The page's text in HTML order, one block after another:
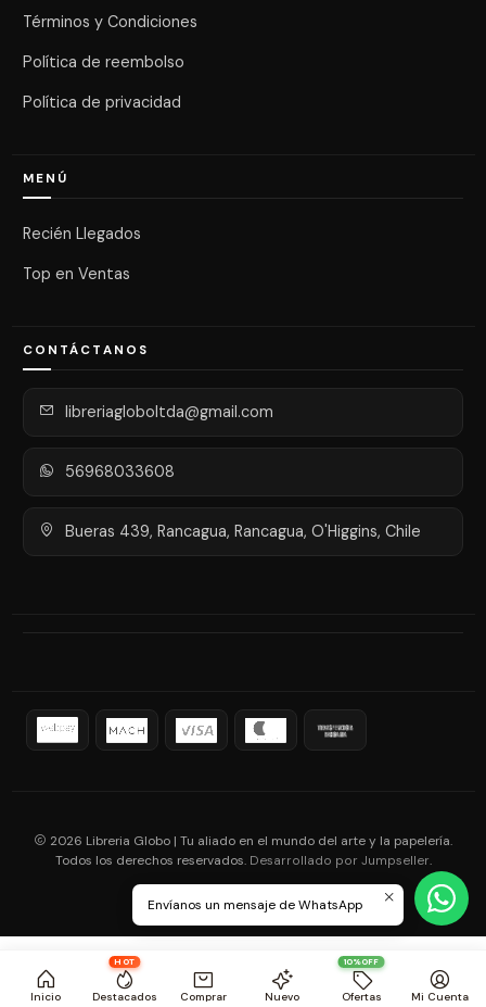
Inicio
HOT
Destacados Comprar Nuevo
10%OFF
Ofertas Mi Cuenta
Términos y Condiciones
Política de reembolso
Política de privacidad
MENÚ
Recién Llegados
Top en Ventas
CONTÁCTANOS
libreriagloboltda@gmail.com
56968033608
Bueras 439, Rancagua, Rancagua, O'Higgins, Chile
2026 Libreria Globo | Tu aliado en el mundo del arte y la papelería.
Todos los derechos reservados. Desarrollado por Jumpseller.
Envíanos un mensaje de WhatsApp